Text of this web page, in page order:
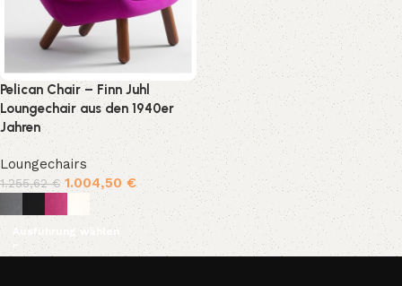
Pelican Chair – Finn Juhl
Loungechair aus den 1940er
Jahren
Loungechairs
1.255,62€ 1.004,50€
Ausführung wählen